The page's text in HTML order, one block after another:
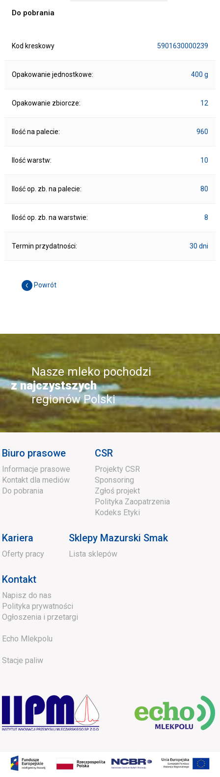
Do pobrania
Kod kreskowy 5901630000239
Opakowanie jednostkowe: 400 g
Opakowanie zbiorcze: 12
Ilość na palecie: 960
Ilość warstw: 10
Ilość op. zb. na palecie: 80
Ilość op. zb. na warstwie: 8
Termin przydatności: 30 dni
Powrót
Nasze mleko pochodzi
z najczystszych
regionów Polski
Biuro prasowe
Informacje prasowe
Kontakt dla mediów
Do pobrania
CSR
Projekty CSR
Sponsoring
Zgłoś projekt
Polityka Zaopatrzenia
Kodeks Etyki
Kariera
Oferty pracy
Sklepy Mazurski Smak
Lista sklepów
Kontakt
Napisz do nas
Polityka prywatności
Ogłoszenia i przetargi
Echo Mlekpolu
Stacje paliw